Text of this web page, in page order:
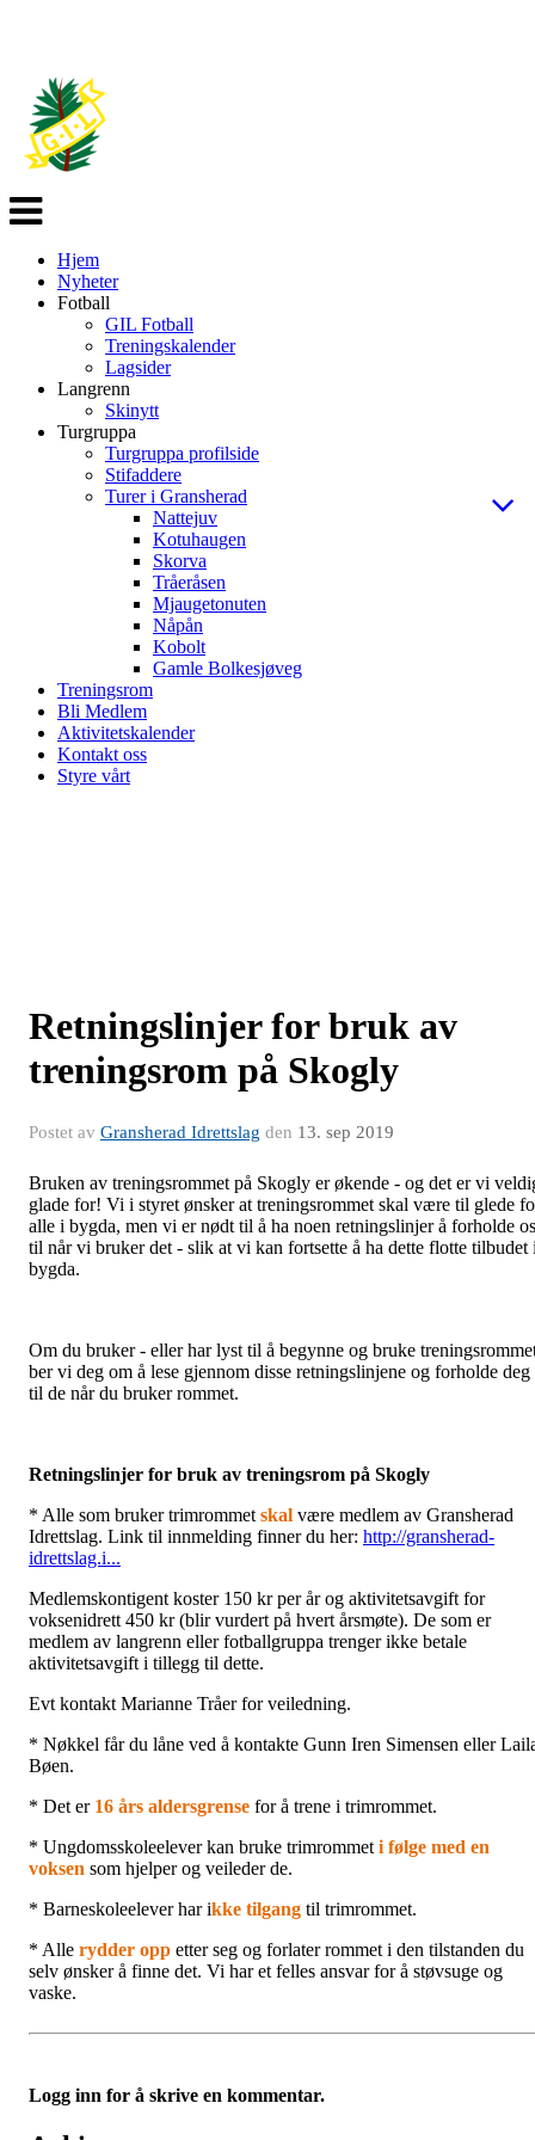
Veksle
navigasjon
Hjem
Nyheter
Fotball
GIL Fotball
Treningskalender
Lagsider
Langrenn
Skinytt
Turgruppa
Turgruppa profilside
Stifaddere
Turer i Gransherad
Nattejuv
Kotuhaugen
Skorva
Tråeråsen
Mjaugetonuten
Nåpån
Kobolt
Gamle Bolkesjøveg
Treningsrom
Bli Medlem
Aktivitetskalender
Kontakt oss
Styre vårt
Retningslinjer for bruk av
treningsrom på Skogly
Postet av Gransherad Idrettslag den 13. sep 2019
Bruken av treningsrommet på Skogly er økende - og det er vi
glade for! Vi i styret ønsker at treningsrommet skal være til glede
alle i bygda, men vi er nødt til å ha noen retningslinjer å forholde
til når vi bruker det - slik at vi kan fortsette å ha dette flotte tilbudet
bygda.
Om du bruker - eller har lyst til å begynne og bruke
ber vi deg om å lese gjennom disse retningslinjene og forholde deg
til de når du bruker rommet.
Retningslinjer for bruk av treningsrom på Skogly
* Alle som bruker trimrommet skal være medlem av Gransherad
Idrettslag. Link til innmelding finner du her: http://gransherad-
idrettslag.i...
Medlemskontigent koster 150 kr per år og aktivitetsavgift for
voksenidrett 450 kr (blir vurdert på hvert årsmøte). De som er
medlem av langrenn eller fotballgruppa trenger ikke betale
aktivitetsavgift i tillegg til dette.
Evt kontakt Marianne Tråer for veiledning.
* Nøkkel får du låne ved å kontakte Gunn Iren Simensen eller
Bøen.
* Det er 16 års aldersgrense for å trene i trimrommet.
* Ungdomsskoleelever kan bruke trimrommet i følge med en
voksen som hjelper og veileder de.
* Barneskoleelever har ikke tilgang til trimrommet.
* Alle rydder opp etter seg og forlater rommet i den tilstanden du
selv ønsker å finne det. Vi har et felles ansvar for å støvsuge og
vaske.
Logg inn for å skrive en kommentar.